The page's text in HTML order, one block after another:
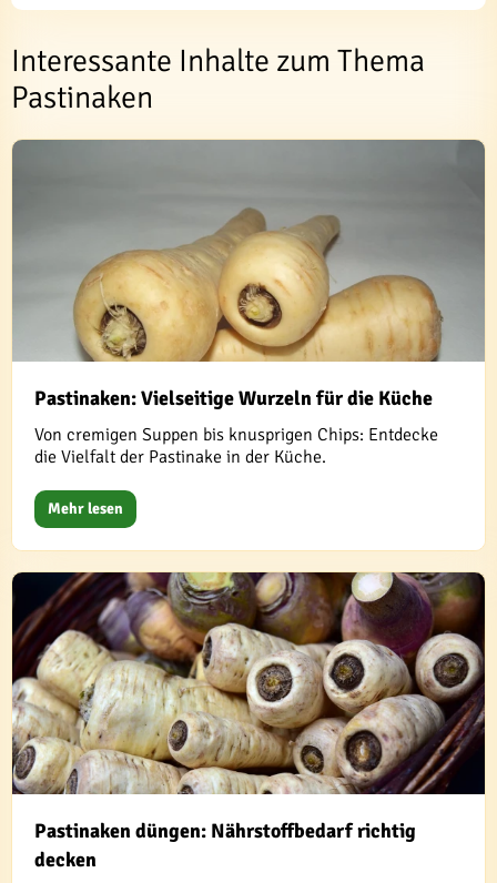
Interessante Inhalte zum Thema
Pastinaken
Pastinaken: Vielseitige Wurzeln für die Küche
Von cremigen Suppen bis knusprigen Chips: Entdecke
die Vielfalt der Pastinake in der Küche.
Mehr lesen
Pastinaken düngen: Nährstoffbedarf richtig
decken